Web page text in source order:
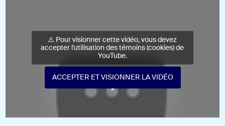
⚠️ Pour visionner cette vidéo, vous devez
accepter l'utilisation des témoins (cookies) de
YouTube.
ACCEPTER ET VISIONNER LA VIDÉO
ACCEPTER ET VISIONNER LA VIDÉO